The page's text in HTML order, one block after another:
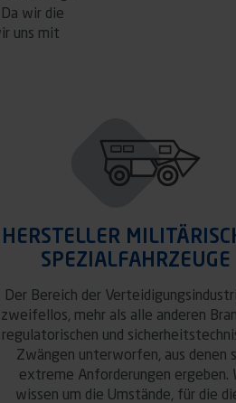
wir die
uns mit
HERSTELLER
SPEZIALFAHRZEUGE
Der Bereich der
zweifellos, mehr als alle anderen
regulatorischen und
Zwängen unterworfen, aus denen
extreme Anforderungen ergeben.
wissen um die Umstände, für die